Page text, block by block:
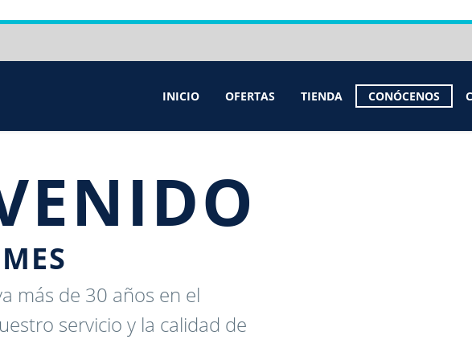
INICIO OFERTAS TIENDA CONÓCENOS
más de 30 años en el
servicio y la calidad de